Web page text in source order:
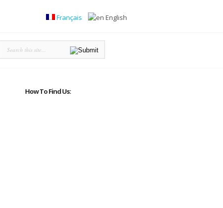
Français English
How To Find Us: